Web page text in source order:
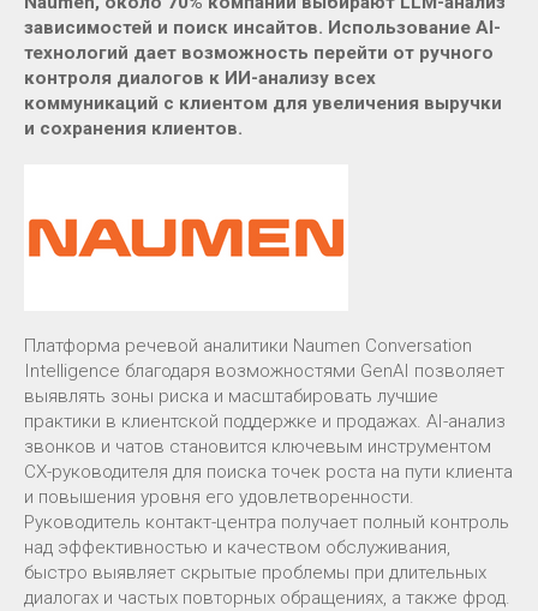
зависимостей и поиск инсайтов. Использование AI-
технологий дает возможность перейти от ручного
контроля диалогов к ИИ-анализу всех
коммуникаций с клиентом для увеличения выручки
и сохранения клиентов.
Платформа речевой аналитики Naumen Conversation
Intelligence благодаря возможностями GenAI позволяет
выявлять зоны риска и масштабировать лучшие
практики в клиентской поддержке и продажах. AI-анализ
звонков и чатов становится ключевым инструментом
CX-руководителя для поиска точек роста на пути клиента
и повышения уровня его удовлетворенности.
Руководитель контакт-центра получает полный контроль
над эффективностью и качеством обслуживания,
быстро выявляет скрытые проблемы при длительных
диалогах и частых повторных обращениях, а также фрод.